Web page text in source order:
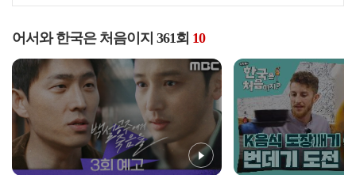
어서와 한국은 처음이지 361회 10